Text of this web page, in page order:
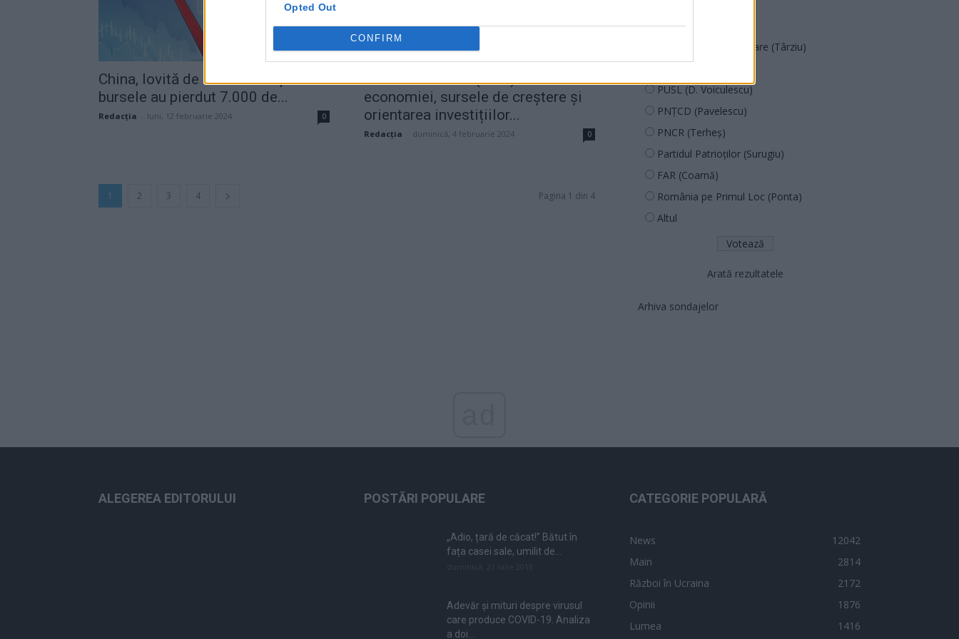
Opted Out
CONFIRM
China, lovită de o criză cumplită:
bursele au pierdut 7.000 de...
Redacţia luni, 12 februarie 2024 0
Leonardo Badea (BNR): Structura
economiei, sursele de creștere și
orientarea investițiilor...
Redacţia duminică, 4 februarie 2024 0
1 2 3 4 Pagina 1 din 4
PACE (Peia)
Acțiunea Conservatoare (Târziu)
PUSL (D. Voiculescu)
PNȚCD (Pavelescu)
PNCR (Terheș)
Partidul Patrioților (Surugiu)
FAR (Coarnă)
România pe Primul Loc (Ponta)
Altul
Arată rezultatele
Arhiva sondajelor
ALEGEREA EDITORULUI POSTĂRI POPULARE
„Adio, țară de căcat!” Bătut în
fața casei sale, umilit de...
Adevăr și mituri despre virusul
care produce COVID-19. Analiza
a doi...
CATEGORIE POPULARĂ
News
12042
Main
2814
Război în Ucraina
2172
Opinii
1876
Lumea
1416